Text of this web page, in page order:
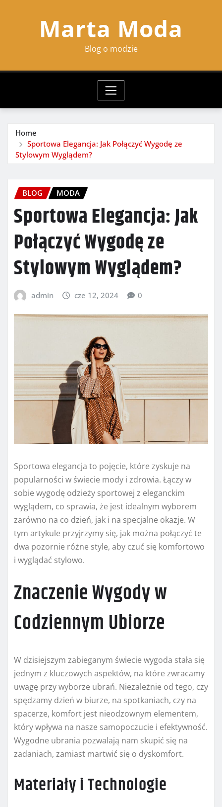
Marta Moda
Blog o modzie
Home
Sportowa Elegancja: Jak Połączyć Wygodę ze
Stylowym Wyglądem?
BLOG MODA
Sportowa Elegancja: Jak
Połączyć Wygodę ze
Stylowym Wyglądem?
admin cze 12, 2024 0
Sportowa elegancja to pojęcie, które zyskuje na
popularności w świecie mody i zdrowia. Łączy w
sobie wygodę odzieży sportowej z eleganckim
wyglądem, co sprawia, że jest idealnym wyborem
zarówno na co dzień, jak i na specjalne okazje. W
tym artykule przyjrzymy się, jak można połączyć te
dwa pozornie różne style, aby czuć się komfortowo
i wyglądać stylowo.
Znaczenie Wygody w
Codziennym Ubiorze
W dzisiejszym zabieganym świecie wygoda stała się
jednym z kluczowych aspektów, na które zwracamy
uwagę przy wyborze ubrań. Niezależnie od tego, czy
spędzamy dzień w biurze, na spotkaniach, czy na
spacerze, komfort jest nieodzownym elementem,
który wpływa na nasze samopoczucie i efektywność.
Wygodne ubrania pozwalają nam skupić się na
zadaniach, zamiast martwić się o dyskomfort.
Materiały i Technologie